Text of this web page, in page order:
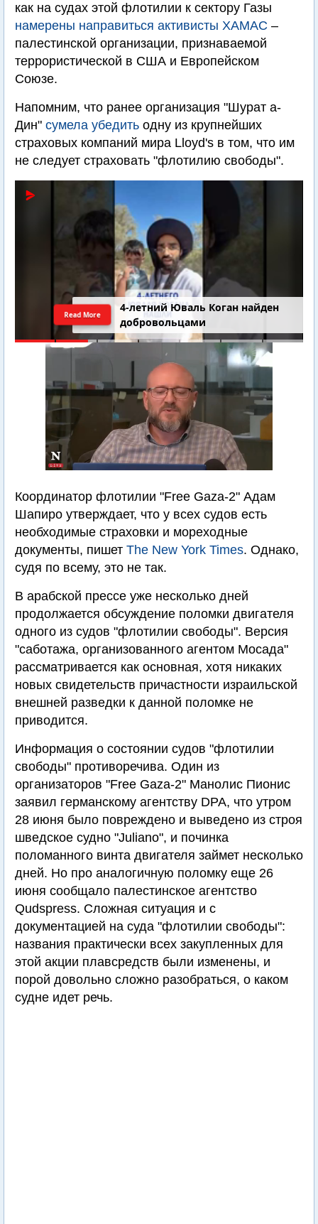
как на судах этой флотилии к сектору Газы
намерены направиться активисты ХАМАС –
палестинской организации, признаваемой
террористической в США и Европейском
Союзе.
Напомним, что ранее организация "Шурат а-
Дин" сумела убедить одну из крупнейших
страховых компаний мира Lloyd's в том, что им
не следует страховать "флотилию свободы".
4-летний Юваль Коган найден
добровольцами
Read More
Координатор флотилии "Free Gaza-2" Адам
Шапиро утверждает, что у всех судов есть
необходимые страховки и мореходные
документы, пишет The New York Times. Однако,
судя по всему, это не так.
В арабской прессе уже несколько дней
продолжается обсуждение поломки двигателя
одного из судов "флотилии свободы". Версия
"саботажа, организованного агентом Мосада"
рассматривается как основная, хотя никаких
новых свидетельств причастности израильской
внешней разведки к данной поломке не
приводится.
Информация о состоянии судов "флотилии
свободы" противоречива. Один из
организаторов "Free Gaza-2" Манолис Пионис
заявил германскому агентству DPA, что утром
28 июня было повреждено и выведено из строя
шведское судно "Juliano", и починка
поломанного винта двигателя займет несколько
дней. Но про аналогичную поломку еще 26
июня сообщало палестинское агентство
Qudspress. Сложная ситуация и с
документацией на суда "флотилии свободы":
названия практически всех закупленных для
этой акции плавсредств были изменены, и
порой довольно сложно разобраться, о каком
судне идет речь.